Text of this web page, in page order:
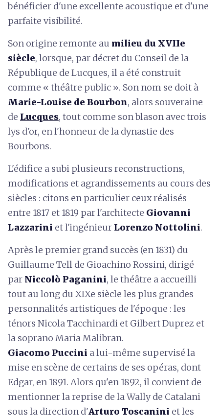
bénéficier d'une excellente acoustique et d'une
parfaite visibilité.
Son origine remonte au milieu du XVIIe
siècle, lorsque, par décret du Conseil de la
République de Lucques, il a été construit
comme « théâtre public ». Son nom se doit à
Marie-Louise de Bourbon, alors souveraine
de Lucques, tout comme son blason avec trois
lys d'or, en l'honneur de la dynastie des
Bourbons.
L'édifice a subi plusieurs reconstructions,
modifications et agrandissements au cours des
siècles : citons en particulier ceux réalisés
entre 1817 et 1819 par l'architecte Giovanni
Lazzarini et l'ingénieur Lorenzo Nottolini.
Après le premier grand succès (en 1831) du
Guillaume Tell de Gioachino Rossini, dirigé
par Niccolò Paganini, le théâtre a accueilli
tout au long du XIXe siècle les plus grandes
personnalités artistiques de l'époque : les
ténors Nicola Tacchinardi et Gilbert Duprez et
la soprano Maria Malibran.
Giacomo Puccini a lui-même supervisé la
mise en scène de certains de ses opéras, dont
Edgar, en 1891. Alors qu'en 1892, il convient de
mentionner la reprise de la Wally de Catalani
sous la direction d'Arturo Toscanini et les